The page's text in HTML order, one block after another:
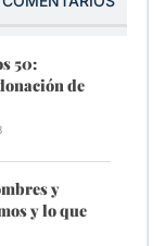
50:
de
y
y lo que